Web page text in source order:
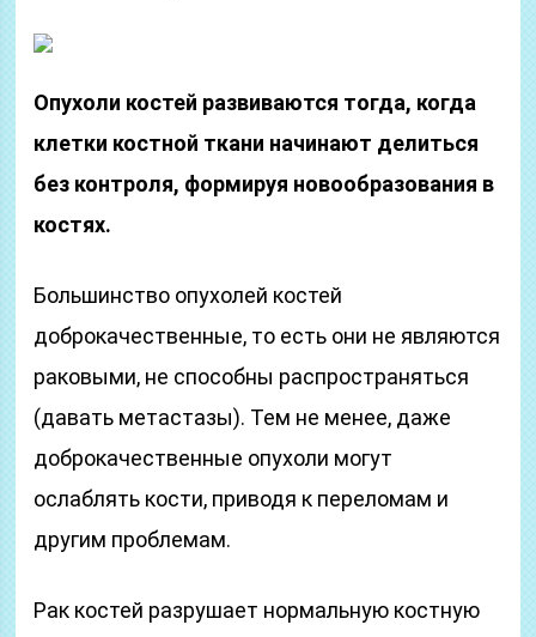
Опухоли костей развиваются тогда, когда
клетки костной ткани начинают делиться
без контроля, формируя новообразования в
костях.
Большинство опухолей костей
доброкачественные, то есть они не являются
раковыми, не способны распространяться
(давать метастазы). Тем не менее, даже
доброкачественные опухоли могут
ослаблять кости, приводя к переломам и
другим проблемам.
Рак костей разрушает нормальную костную